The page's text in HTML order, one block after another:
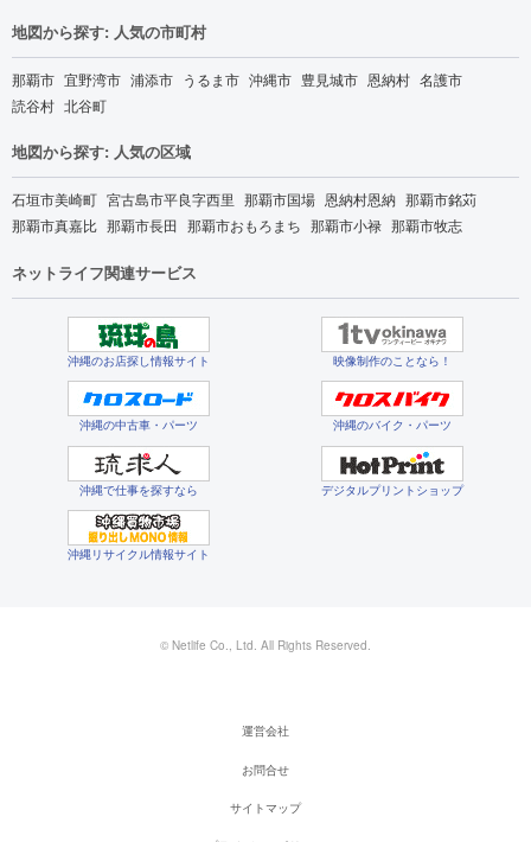
地図から探す: 人気の市町村
那覇市 宜野湾市 浦添市 うるま市 沖縄市 豊見城市 恩納村 名護市
読谷村 北谷町
地図から探す: 人気の区域
石垣市美崎町 宮古島市平良字西里 那覇市国場 恩納村恩納 那覇市銘苅
那覇市真嘉比 那覇市長田 那覇市おもろまち 那覇市小禄 那覇市牧志
ネットライフ関連サービス
沖縄のお店探し情報サイト 映像制作のことなら！
沖縄の中古車・パーツ 沖縄のバイク・パーツ
沖縄で仕事を探すなら デジタルプリントショップ
沖縄リサイクル情報サイト
© Netlife Co., Ltd. All Rights Reserved.
運営会社
お問合せ
サイトマップ